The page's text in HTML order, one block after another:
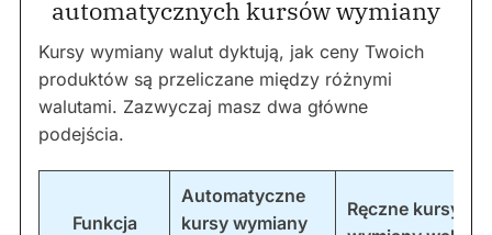
automatycznych kursów wymiany
Kursy wymiany walut dyktują, jak ceny Twoich
produktów są przeliczane między różnymi
walutami. Zazwyczaj masz dwa główne
podejścia.
Funkcja
Automatyczne
kursy wymiany
Ręczne kursy